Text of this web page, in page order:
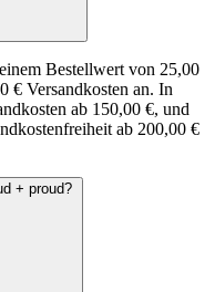
Bestellwert von 25,00
€ Versandkosten an. In
ab 150,00 €, und
ab 200,00 €
+ proud?